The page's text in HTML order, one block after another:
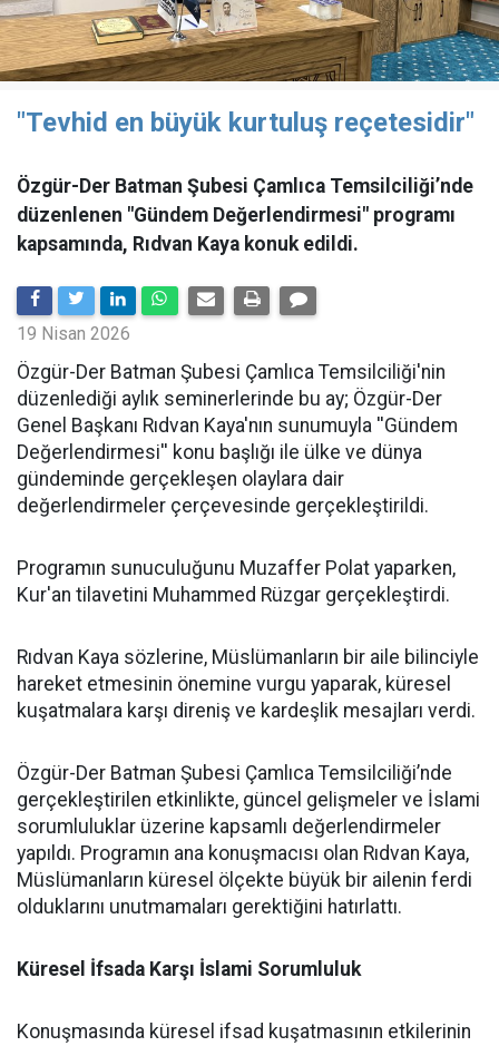
"Tevhid en büyük kurtuluş reçetesidir"
Özgür-Der Batman Şubesi Çamlıca Temsilciliği’nde
düzenlenen "Gündem Değerlendirmesi" programı
kapsamında, Rıdvan Kaya konuk edildi.
19 Nisan 2026
​Özgür-Der Batman Şubesi Çamlıca Temsilciliği'nin
düzenlediği aylık seminerlerinde bu ay; Özgür-Der
Genel Başkanı Rıdvan Kaya'nın sunumuyla ''Gündem
Değerlendirmesi'' konu başlığı ile ülke ve dünya
gündeminde gerçekleşen olaylara dair
değerlendirmeler çerçevesinde gerçekleştirildi.
Programın sunuculuğunu Muzaffer Polat yaparken,
Kur'an tilavetini Muhammed Rüzgar gerçekleştirdi.
Rıdvan Kaya sözlerine, Müslümanların bir aile bilinciyle
hareket etmesinin önemine vurgu yaparak, küresel
kuşatmalara karşı direniş ve kardeşlik mesajları verdi.
Özgür-Der Batman Şubesi Çamlıca Temsilciliği’nde
gerçekleştirilen etkinlikte, güncel gelişmeler ve İslami
sorumluluklar üzerine kapsamlı değerlendirmeler
yapıldı. Programın ana konuşmacısı olan Rıdvan Kaya,
Müslümanların küresel ölçekte büyük bir ailenin ferdi
olduklarını unutmamaları gerektiğini hatırlattı.
Küresel İfsada Karşı İslami Sorumluluk
Konuşmasında küresel ifsad kuşatmasının etkilerinin